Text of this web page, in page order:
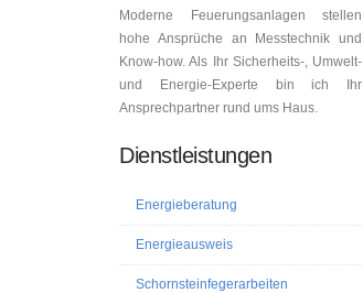
Moderne Feuerungsanlagen stellen
hohe Ansprüche an Messtechnik und
Know-how. Als Ihr Sicherheits-, Umwelt-
und Energie-Experte bin ich Ihr
Ansprechpartner rund ums Haus.
Dienstleistungen
Energieberatung
Energieausweis
Schornsteinfegerarbeiten